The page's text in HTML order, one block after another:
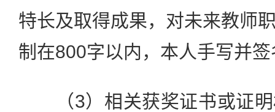
特长及取得成果，对未来教师
制在800字以内，本人手写并
（3）相关获奖证书或证明